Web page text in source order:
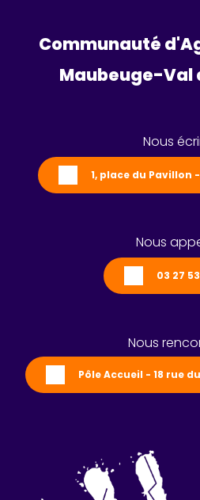
Communauté
Maubeuge-Val
Nous
1, place du Pavillon
Nous
03 27
Nous
Pôle Accueil - 18 rue